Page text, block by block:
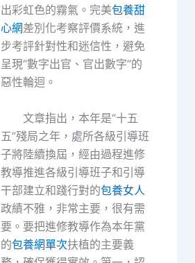
出彩虹色的霧氣。完美包養甜
心網差別化考察評價系統，進
步考評針對性和迷信性，避免
呈現“數字出官、官出數字”的
惡性輪迴。
文章指出，本年是“十五
五”殘局之年，處所各級引導班
子將陸續換屆，經由過程進修
教導推進各級引導班子和引導
干部建立和踐行對的包養女人
政績不雅，非常主要，很有需
要。要把進修教導作為本年黨
的包養網單次扶植的主要義